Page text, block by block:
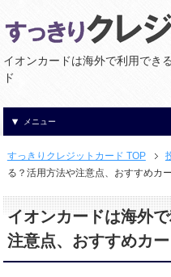
イオンカードは海外で利用でき
ド
メニュー
すっきりクレジットカード TOP
る？活用方法や注意点、おすすめカ
イオンカードは海外
注意点、おすすめカ